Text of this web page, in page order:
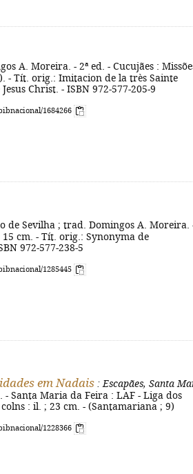
A. Moreira. - 2ª ed. - Cucujães :
- Tít. orig.: Imitacion de la très Sainte
Christ. - ISBN 972-577-205-9
1684266
de Sevilha ; trad. Domingos A. Moreira.
15 cm. - Tít. orig.: Synonyma de
972-577-238-5
1285445
em Nadais : Escapães, Santa
- Santa Maria da Feira : LAF - Liga dos
: il. ; 23 cm. - (Santamariana ; 9)
1228366